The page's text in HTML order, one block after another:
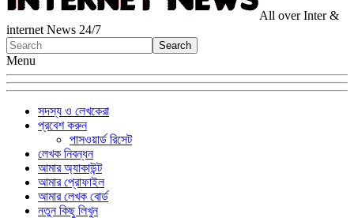
All over Inter &
internet News 24/7
Menu
সদস্য ও লেখকেরা
প্রবেশ করুন
পাসওয়ার্ড রিসেট
লেখক নিবন্ধন
আমার অ্যাকাউন্ট
আমার প্রোফাইল
আমার লেখক বোর্ড
নতুন কিছু লিখুন